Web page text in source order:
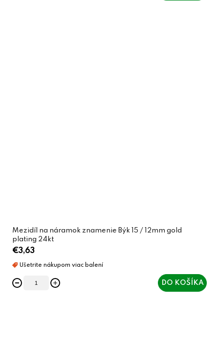
Mezidíl na náramok znamenie Býk 15 / 12mm gold
plating 24kt
€3,63
DO KOŠÍKA